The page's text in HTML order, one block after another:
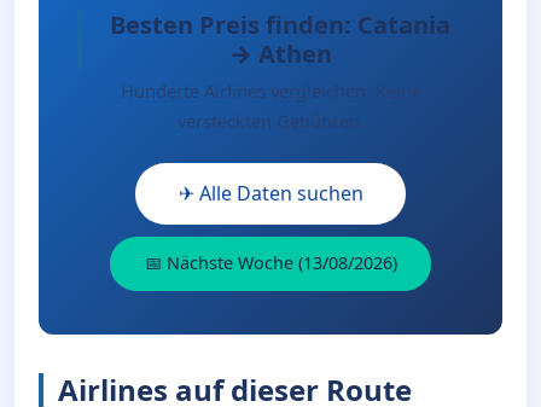
Besten Preis finden: Catania
→ Athen
Hunderte Airlines vergleichen. Keine
versteckten Gebühren.
✈ Alle Daten suchen
📅 Nächste Woche (13/08/2026)
Airlines auf dieser Route